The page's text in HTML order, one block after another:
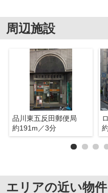
周辺施設
品川東五反田郵便局
約191m／3分
エリアの近い物件